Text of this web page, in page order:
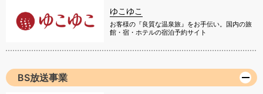
ゆこゆこ
お客様の『良質な温泉旅』をお手伝い。国内の旅
館・宿・ホテルの宿泊予約サイト
BS放送事業